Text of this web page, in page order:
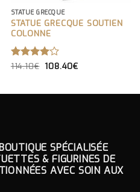
STATUE GRECQUE
STATUE GRECQUE SOUTIEN
COLONNE
NOTE
114.10€ LE
114.10€.
108.40€LE
108.40€.
SPÉCIALISÉE
& FIGURINES DE
AVEC SOIN AUX